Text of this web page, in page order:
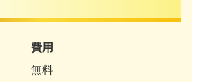
費用
無料